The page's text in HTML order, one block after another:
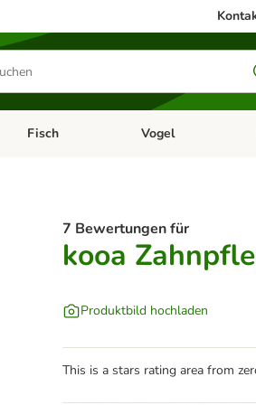
Hundefutter & Zubehör
Kategorie-Menü öffnen: Kleintier
Fisch Kategorie-Menü
Vogel
7 Bewertungen für
kooa
Produktbild hochladen
This is a stars rating area from